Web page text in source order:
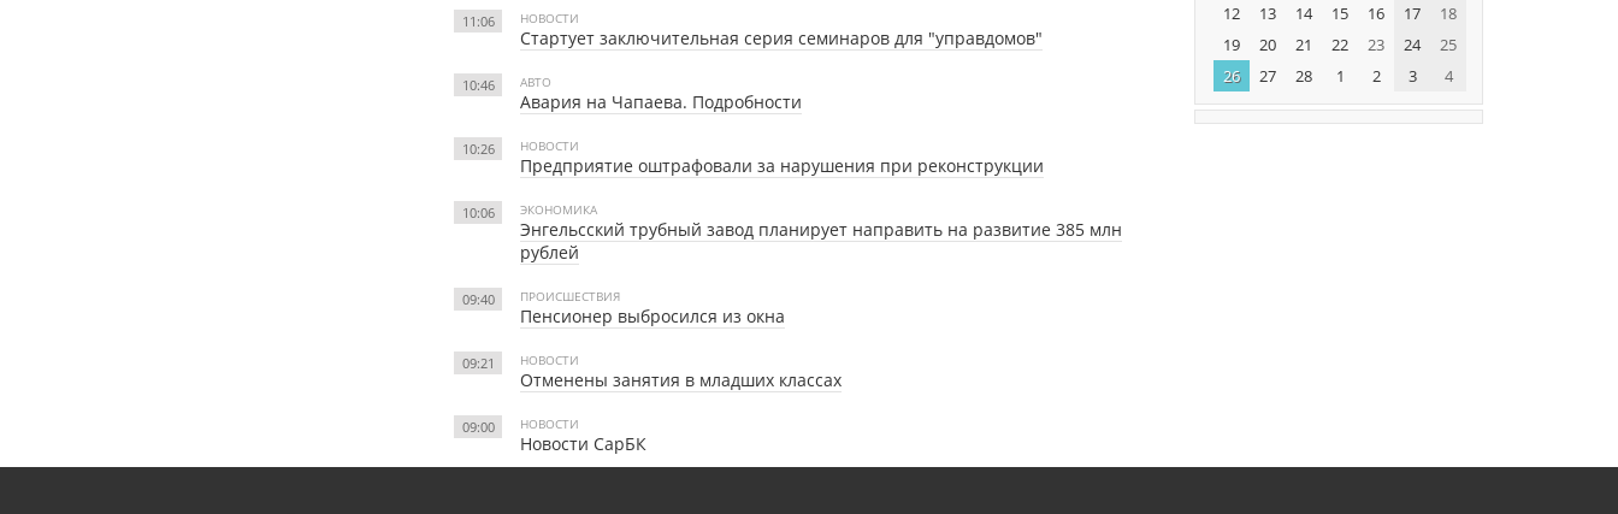
11:06 НОВОСТИ
Стартует заключительная серия семинаров для "управдомов"
10:46 АВТО
Авария на Чапаева. Подробности
10:26 НОВОСТИ
Предприятие оштрафовали за нарушения при реконструкции
10:06 ЭКОНОМИКА
Энгельсский трубный завод планирует направить на развитие 385 млн
рублей
09:40 ПРОИСШЕСТВИЯ
Пенсионер выбросился из окна
09:21 НОВОСТИ
Отменены занятия в младших классах
09:00 НОВОСТИ
Новости СарБК
12
13 14 15 16 17
18
19
20 21 22 23 24
25
26
27 28 1 2 3 4